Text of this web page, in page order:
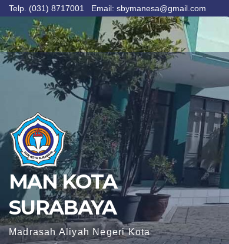
Telp. (031) 8717001 Email: sbymanesa@gmail.com
to
content
MAN KOTA
SURABAYA
Madrasah Aliyah Negeri Kota